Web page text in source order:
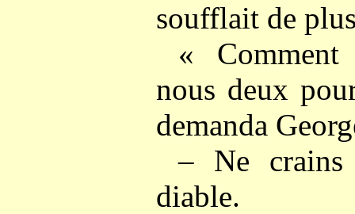
soufflait de
«
nous deux
demanda
– Ne
diable.